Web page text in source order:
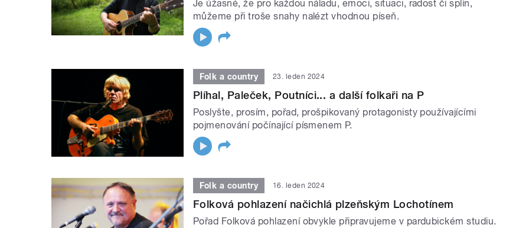
Je úžasné, že pro každou náladu, emoci, situaci, radost či splín,
můžeme při troše snahy nalézt vhodnou píseň.
Folk a country 23. leden 2024
Plíhal, Paleček, Poutníci... a další folkaři na P
Poslyšte, prosím, pořad, prošpikovaný protagonisty používajícími
pojmenování počínající písmenem P.
Folk a country 16. leden 2024
Folková pohlazení načichlá plzeňským Lochotínem
Pořad Folková pohlazení obvykle připravujeme v pardubickém studiu.